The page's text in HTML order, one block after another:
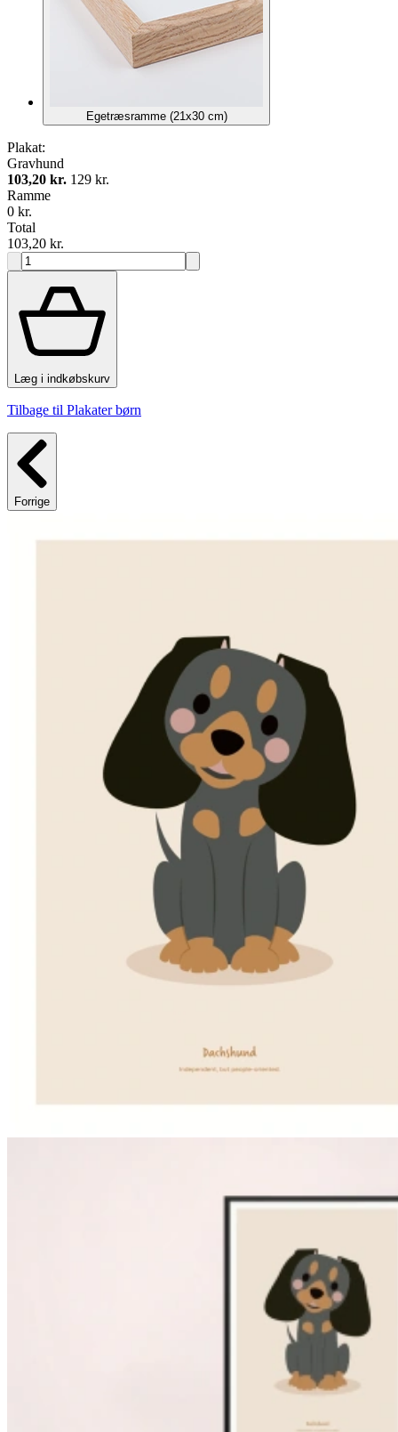
Egetræsramme (21x30 cm)
Plakat:
Gravhund
103,20 kr. 129 kr.
Ramme
0 kr.
Total
103,20 kr.
Læg i indkøbskurv
Tilbage til Plakater børn
Forrige